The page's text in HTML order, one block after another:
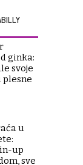
ginka:
svoje
u
up
sve